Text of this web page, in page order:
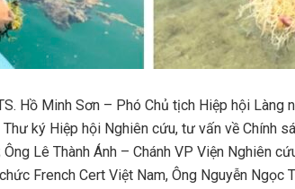
Hồ Minh Sơn – Phó Chủ tịch Hiệp hội Làng
ký Hiệp hội Nghiên cứu, tư vấn về Chính
Lê Thành Ánh – Chánh VP Viện Nghiên
French Cert Việt Nam, Ông Nguyễn Ngọc